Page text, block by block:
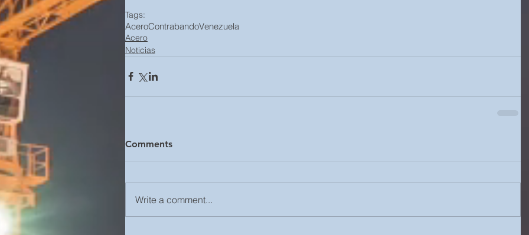
Tags:
AceroContrabandoVenezuela
Acero
Noticias
Comments
Write a comment...